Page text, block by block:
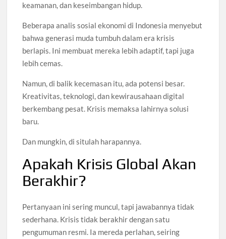
keamanan, dan keseimbangan hidup.
Beberapa analis sosial ekonomi di Indonesia menyebut
bahwa generasi muda tumbuh dalam era krisis
berlapis. Ini membuat mereka lebih adaptif, tapi juga
lebih cemas.
Namun, di balik kecemasan itu, ada potensi besar.
Kreativitas, teknologi, dan kewirausahaan digital
berkembang pesat. Krisis memaksa lahirnya solusi
baru.
Dan mungkin, di situlah harapannya.
Apakah Krisis Global Akan
Berakhir?
Pertanyaan ini sering muncul, tapi jawabannya tidak
sederhana. Krisis tidak berakhir dengan satu
pengumuman resmi. Ia mereda perlahan, seiring